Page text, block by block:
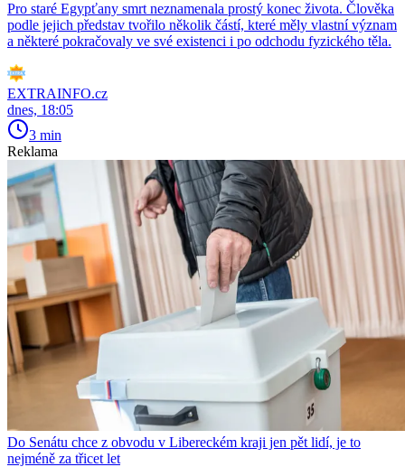
Pro staré Egypťany smrt neznamenala prostý konec života. Člověka
podle jejich představ tvořilo několik částí, které měly vlastní význam
a některé pokračovaly ve své existenci i po odchodu fyzického těla.
EXTRAINFO.cz
dnes, 18:05
3 min
Reklama
Do Senátu chce z obvodu v Libereckém kraji jen pět lidí, je to
nejméně za třicet let